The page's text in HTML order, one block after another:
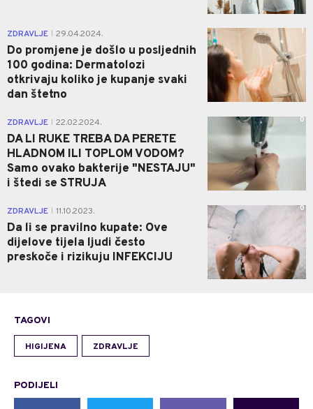
ZDRAVLJE 29.04.2024.
Do promjene je došlo u posljednih
100 godina: Dermatolozi
otkrivaju koliko je kupanje svaki
dan štetno
1
ZDRAVLJE 22.02.2024.
DA LI RUKE TREBA DA PERETE
HLADNOM ILI TOPLOM VODOM?
Samo ovako bakterije "NESTAJU"
i štedi se STRUJA
0
ZDRAVLJE 11.10.2023.
Da li se pravilno kupate: Ove
dijelove tijela ljudi često
preskoče i rizikuju INFEKCIJU
0
TAGOVI
HIGIJENA ZDRAVLJE
PODIJELI